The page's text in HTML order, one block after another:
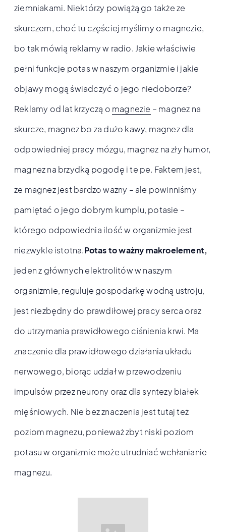
ziemniakami. Niektórzy powiążą go także ze
skurczem, choć tu częściej myślimy o magnezie,
bo tak mówią reklamy w radio. Jakie właściwie
pełni funkcje potas w naszym organizmie i jakie
objawy mogą świadczyć o jego niedoborze?
Reklamy od lat krzyczą o magnezie – magnez na
skurcze, magnez bo za dużo kawy, magnez dla
odpowiedniej pracy mózgu, magnez na zły humor,
magnez na brzydką pogodę i te pe. Faktem jest,
że magnez jest bardzo ważny – ale powinniśmy
pamiętać o jego dobrym kumplu, potasie –
którego odpowiednia ilość w organizmie jest
niezwykle istotna.Potas to ważny makroelement,
jeden z głównych elektrolitów w naszym
organizmie, reguluje gospodarkę wodną ustroju,
jest niezbędny do prawdiłowej pracy serca oraz
do utrzymania prawidłowego ciśnienia krwi. Ma
znaczenie dla prawidłowego działania układu
nerwowego, biorąc udział w przewodzeniu
impulsów przez neurony oraz dla syntezy białek
mięśniowych. Nie bez znaczenia jest tutaj też
poziom magnezu, ponieważ zbyt niski poziom
potasu w organizmie może utrudniać wchłanianie
magnezu.